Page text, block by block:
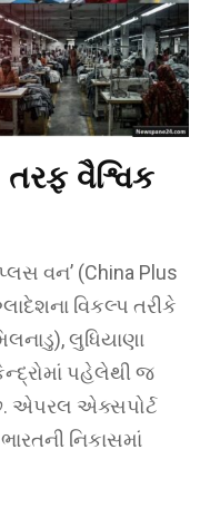
વૈશ્વિક
વન’ (China Plus
વિકલ્પ તરીકે
લુધિયાણા
પહેલેથી જ
છે. એપરલ એક્સપોર્ટ
નિકાસમાં